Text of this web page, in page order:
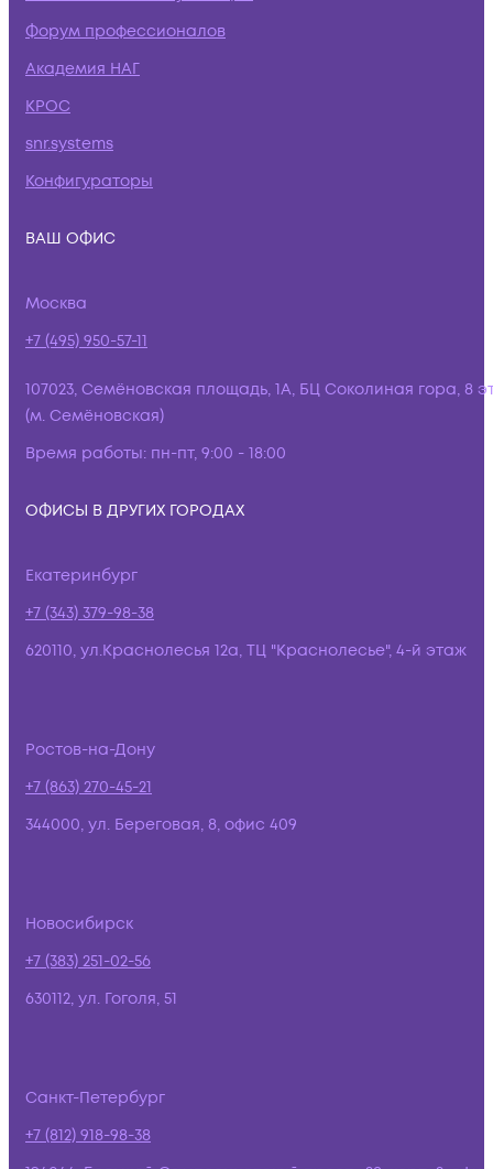
Форум профессионалов
Академия НАГ
КРОС
snr.systems
Конфигураторы
ВАШ ОФИС
Москва
+7 (495) 950-57-11
107023, Семёновская площадь, 1А, БЦ Соколиная гора, 8
(м. Семёновская)
Время работы: пн-пт, 9:00 - 18:00
ОФИСЫ В ДРУГИХ ГОРОДАХ
Екатеринбург
+7 (343) 379-98-38
620110, ул.Краснолесья 12а, ТЦ "Краснолесье", 4-й этаж
Ростов-на-Дону
+7 (863) 270-45-21
344000, ул. Береговая, 8, офис 409
Новосибирск
+7 (383) 251-02-56
630112, ул. Гоголя, 51
Санкт-Петербург
+7 (812) 918-98-38